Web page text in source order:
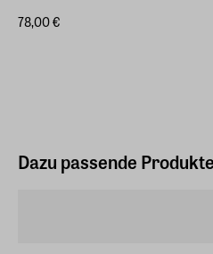
78,00 €
Dazu passende Produkte